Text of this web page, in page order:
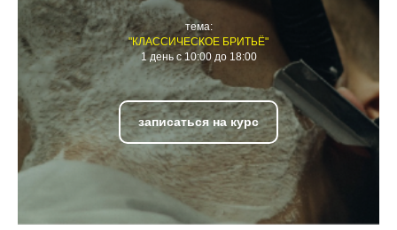
тема:
"КЛАССИЧЕСКОЕ БРИТЬЁ"
1 день с 10:00 до 18:00
записаться на курс